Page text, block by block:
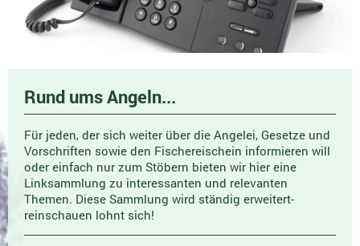
Rund ums Angeln...
Für jeden, der sich weiter über die Angelei, Gesetze und
Vorschriften sowie den Fischereischein informieren will
oder einfach nur zum Stöbern bieten wir hier eine
Linksammlung zu interessanten und relevanten
Themen. Diese Sammlung wird ständig erweitert-
reinschauen lohnt sich!